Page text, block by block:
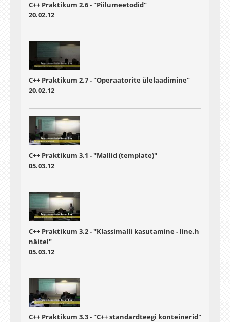
C++ Praktikum 2.6 - "Piilumeetodid"
20.02.12
C++ Praktikum 2.7 - "Operaatorite ülelaadimine"
20.02.12
C++ Praktikum 3.1 - "Mallid (template)"
05.03.12
C++ Praktikum 3.2 - "Klassimalli kasutamine - line.h
näitel"
05.03.12
C++ Praktikum 3.3 - "C++ standardteegi konteinerid"